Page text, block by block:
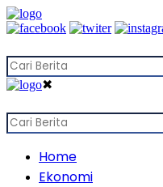
✖
Home
Ekonomi